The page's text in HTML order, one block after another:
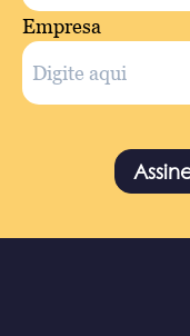
Empresa